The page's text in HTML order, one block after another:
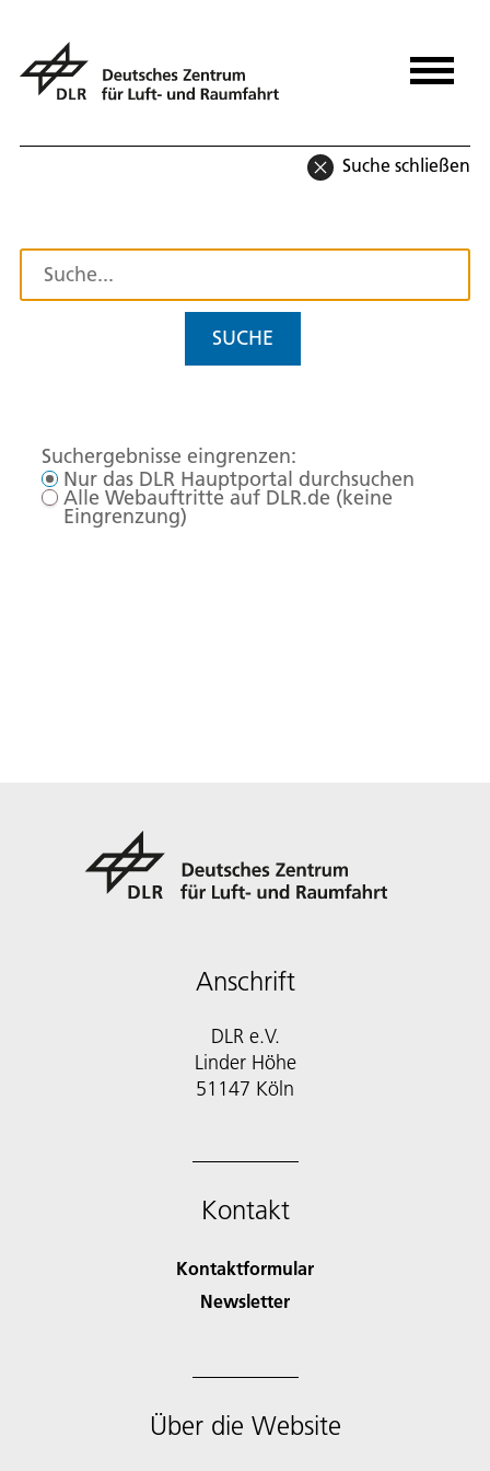
Suche schließen
SUCHE
Suchergebnisse eingrenzen:
Nur das DLR Hauptportal durchsuchen
Alle Webauftritte auf DLR.de (keine
Eingrenzung)
Anschrift
DLR e.V.
Linder Höhe
51147 Köln
Kontakt
Kontaktformular
Newsletter
Über die Website